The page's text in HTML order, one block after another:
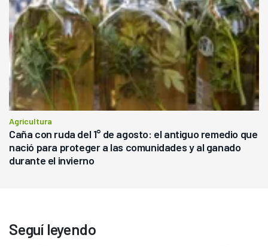
Agricultura
Caña con ruda del 1° de agosto: el antiguo remedio que
nació para proteger a las comunidades y al ganado
durante el invierno
Seguí leyendo